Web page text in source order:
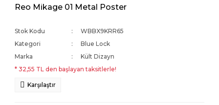
Reo Mikage 01 Metal Poster
Stok Kodu
WBBX9KRR65
Kategori
Blue Lock
Marka
Kült Dizayn
* 32,55 TL den başlayan taksitlerle!
Karşılaştır